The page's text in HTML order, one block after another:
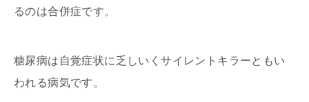
るのは合併症です。
糖尿病は自覚症状に乏しいくサイレントキラーともい
われる病気です。